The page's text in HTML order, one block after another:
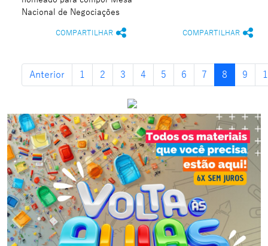
Nacional de Negociações
COMPARTILHAR COMPARTILHAR
Anterior 1 2 3 4 5 6 7 8 9